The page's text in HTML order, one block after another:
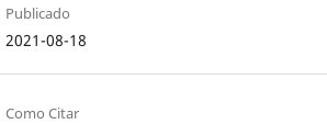
Publicado
2021-08-18
Como Citar